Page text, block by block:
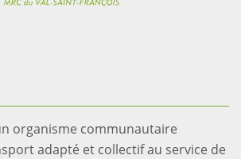
organisme communautaire
adapté et collectif au service de